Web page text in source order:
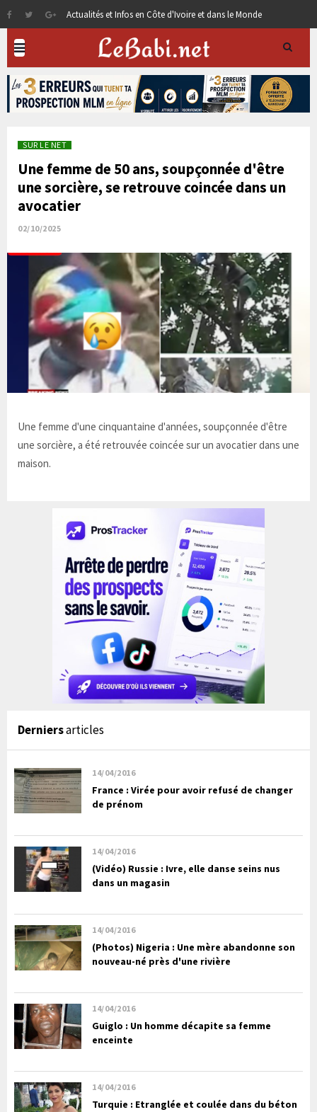
Actualités et Infos en Côte d'Ivoire et dans le Monde
SUR LE NET
Une femme de 50 ans, soupçonnée d'être
une sorcière, se retrouve coincée dans un
avocatier
02/10/2025
Une femme d'une cinquantaine d'années, soupçonnée d'être
une sorcière, a été retrouvée coincée sur un avocatier dans une
maison.
Derniersarticles
14/04/2016
France : Virée pour avoir refusé de changer
de prénom
14/04/2016
(Vidéo) Russie : Ivre, elle danse seins nus
dans un magasin
14/04/2016
(Photos) Nigeria : Une mère abandonne son
nouveau-né près d'une rivière
14/04/2016
Guiglo : Un homme décapite sa femme
enceinte
14/04/2016
Turquie : Etranglée et coulée dans du béton